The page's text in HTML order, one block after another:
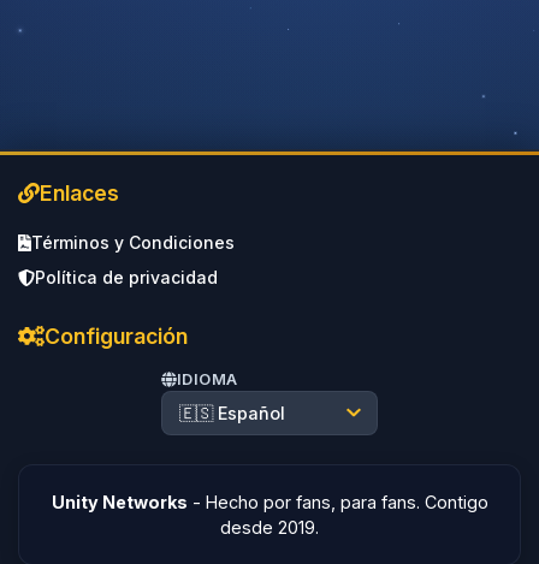
Enlaces
Términos y Condiciones
Política de privacidad
Configuración
IDIOMA
Unity Networks - Hecho por fans, para fans. Contigo
desde 2019.